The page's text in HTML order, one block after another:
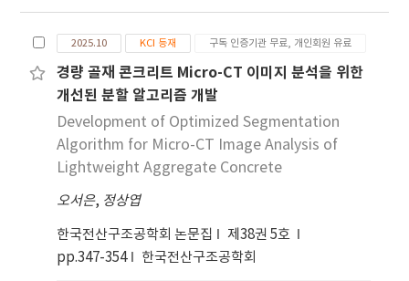
해양 패각은 풍부한 탄산 칼슘 함량으로 주목받고 있
다. 한편, 다수의 내부 기공을 가지는 기포콘크리트는
우수한 단열 성능, 낮은 밀도, 내동해성을 특징으로
하는 친환경･에너지 효율적 재료로 떠오르고 있다. 게
다가, 기포콘크리트는 기공 특성으로 인한 소음 저감
성능이 우수하여 차음･흡 음 건설재료로의 적용 가능
성을 지닌다. 본 연구에서는 이러한 장점을 결합하여,
해양 패각을 혼입한 기포콘크리트를 대상으로 천연
잔골재 고갈 문제와 해양 환경오염 문제를 동시에 해
결하고자 하였다. 연구 수행을 위해 post-foaming
공법을 적용하고, 공기연행제 (AE제)를 발포제로 사
2025.10 KCI 등재 구독 인증기관 무료, 개인회원 유료
경량 골재 콘크리트 Micro-CT 이미지 분석을 위한
개선된 분할 알고리즘 개발
Development of Optimized Segmentation
Algorithm for Micro-CT Image Analysis of
Lightweight Aggregate Concrete
오서은, 정상엽
한국전산구조공학회 논문집
제38권 5호
pp.347-354
한국전산구조공학회